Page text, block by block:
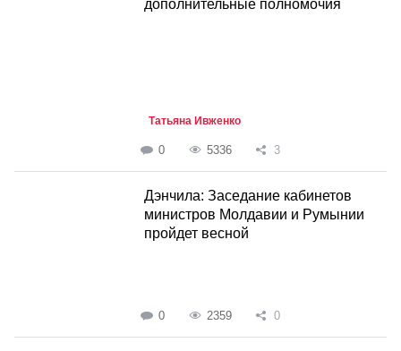
дополнительные полномочия
Татьяна Ивженко
0 5336 3
Дэнчила: Заседание кабинетов
министров Молдавии и Румынии
пройдет весной
0 2359 0